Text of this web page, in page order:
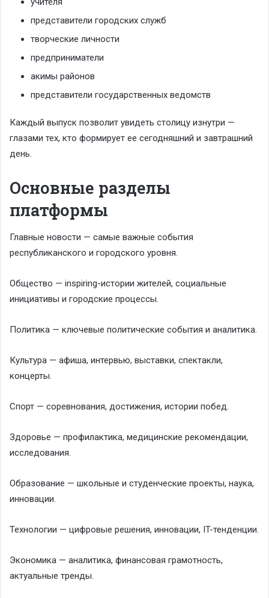
представители городских служб
творческие личности
предприниматели
акимы районов
представители государственных ведомств
Каждый выпуск позволит увидеть столицу изнутри —
глазами тех, кто формирует ее сегодняшний и завтрашний
день.
Основные разделы
платформы
Главные новости — самые важные события
республиканского и городского уровня.
Общество — inspiring-истории жителей, социальные
инициативы и городские процессы.
Политика — ключевые политические события и аналитика.
Культура — афиша, интервью, выставки, спектакли,
концерты.
Спорт — соревнования, достижения, истории побед.
Здоровье — профилактика, медицинские рекомендации,
исследования.
Образование — школьные и студенческие проекты, наука,
инновации.
Технологии — цифровые решения, инновации, IT-тенденции.
Экономика — аналитика, финансовая грамотность,
актуальные тренды.